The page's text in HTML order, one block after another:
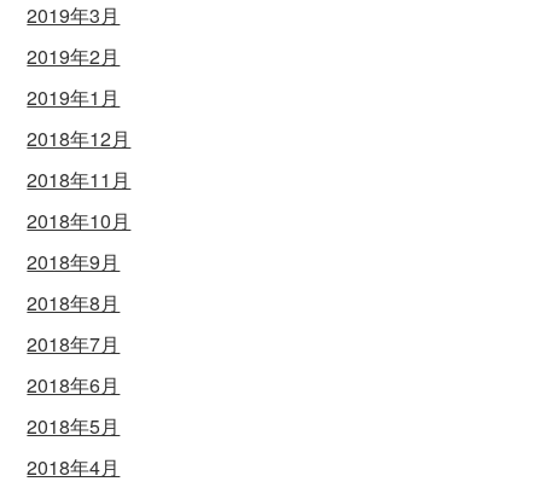
2019年3月
2019年2月
2019年1月
2018年12月
2018年11月
2018年10月
2018年9月
2018年8月
2018年7月
2018年6月
2018年5月
2018年4月